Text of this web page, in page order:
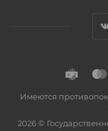
Имеются
2026 ©